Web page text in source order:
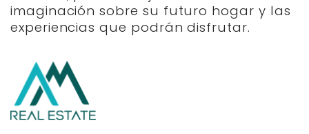
imaginación sobre su futuro hogar y las ​
experiencias que podrán disfrutar.